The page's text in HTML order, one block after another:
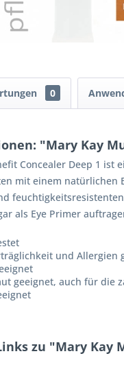
0
"Mary Kay
Concealer Deep 1
mit einem
als Eye Primer
und Allergien
geeignet, auch für die
zu "Mary Kay